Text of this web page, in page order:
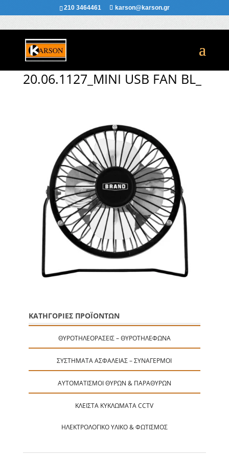
210 3464461 karson@karson.gr
20.06.1127_MINI USB FAN BL_
ΚΑΤΗΓΟΡΙΕΣ ΠΡΟΪΟΝΤΩΝ
ΘΥΡΟΤΗΛΕΟΡΆΣΕΙΣ – ΘΥΡΟΤΗΛΈΦΩΝΑ
ΣΥΣΤΉΜΑΤΑ ΑΣΦΑΛΕΊΑΣ – ΣΥΝΑΓΕΡΜΟΊ
ΑΥΤΟΜΑΤΙΣΜΟΊ ΘΥΡΏΝ & ΠΑΡΑΘΎΡΩΝ
ΚΛΕΙΣΤΆ ΚΥΚΛΏΜΑΤΑ CCTV
ΗΛΕΚΤΡΟΛΟΓΙΚΌ ΥΛΙΚΌ & ΦΩΤΙΣΜΌΣ